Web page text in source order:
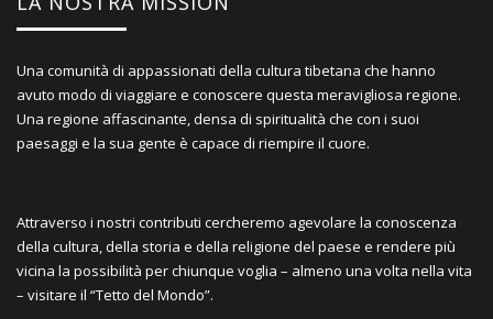
Una comunità di appassionati della cultura tibetana che hanno
avuto modo di viaggiare e conoscere questa meravigliosa regione.
Una regione affascinante, densa di spiritualità che con i suoi
paesaggi e la sua gente è capace di riempire il cuore.
Attraverso i nostri contributi cercheremo agevolare la conoscenza
della cultura, della storia e della religione del paese e rendere più
vicina la possibilità per chiunque voglia – almeno una volta nella vita
– visitare il “Tetto del Mondo”.